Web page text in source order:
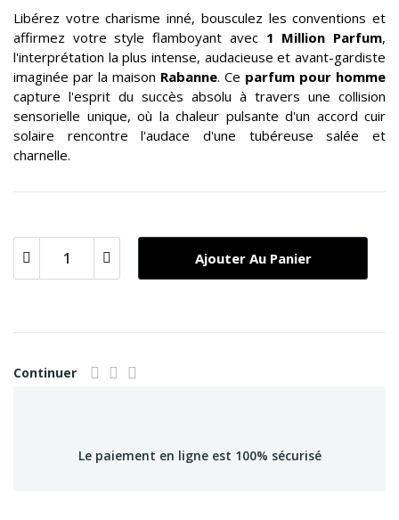
Libérez votre charisme inné, bousculez les conventions et
affirmez votre style flamboyant avec 1 Million Parfum,
l'interprétation la plus intense, audacieuse et avant-gardiste
imaginée par la maison Rabanne. Ce parfum pour homme
capture l'esprit du succès absolu à travers une collision
sensorielle unique, où la chaleur pulsante d'un accord cuir
solaire rencontre l'audace d'une tubéreuse salée et
charnelle.
Ajouter Au Panier
Continuer
Le paiement en ligne est 100% sécurisé